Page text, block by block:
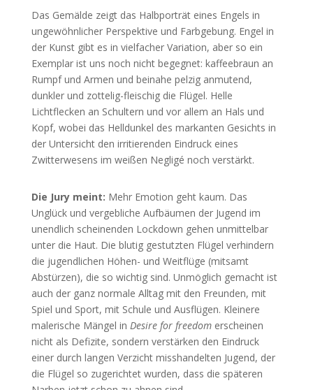
Das Gemälde zeigt das Halbporträt eines Engels in
ungewöhnlicher Perspektive und Farbgebung. Engel in
der Kunst gibt es in vielfacher Variation, aber so ein
Exemplar ist uns noch nicht begegnet: kaffeebraun an
Rumpf und Armen und beinahe pelzig anmutend,
dunkler und zottelig-fleischig die Flügel. Helle
Lichtflecken an Schultern und vor allem an Hals und
Kopf, wobei das Helldunkel des markanten Gesichts in
der Untersicht den irritierenden Eindruck eines
Zwitterwesens im weißen Negligé noch verstärkt.
Die Jury meint: Mehr Emotion geht kaum. Das
Unglück und vergebliche Aufbäumen der Jugend im
unendlich scheinenden Lockdown gehen unmittelbar
unter die Haut. Die blutig gestutzten Flügel verhindern
die jugendlichen Höhen- und Weitflüge (mitsamt
Abstürzen), die so wichtig sind. Unmöglich gemacht ist
auch der ganz normale Alltag mit den Freunden, mit
Spiel und Sport, mit Schule und Ausflügen. Kleinere
malerische Mängel in Desire for freedomerscheinen
nicht als Defizite, sondern verstärken den Eindruck
einer durch langen Verzicht misshandelten Jugend, der
die Flügel so zugerichtet wurden, dass die späteren